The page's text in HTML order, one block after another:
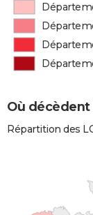
Où décèdent
Répartition des